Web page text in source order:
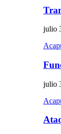
julio
julio